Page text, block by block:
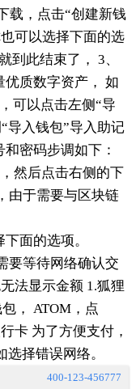
载，点击“创建新钱
可以选择下面的选
到此结束了， 3、
优质数字资产， 如
可以点击左侧“导
导入钱包”导入助记
密码步调如下：
然后点击右侧的下
由于需要与区块链
面的选项。
要等待网络确认交
法显示金额 1.狐狸
， ATOM，点
卡 为了方便支付，
择错误网络。
400-123-456777